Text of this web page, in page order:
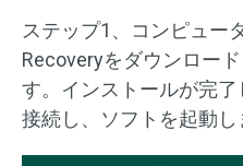
ステップ1、コンピュー
Recoveryをダウンロー
す。インストールが完
接続し、ソフトを起動し